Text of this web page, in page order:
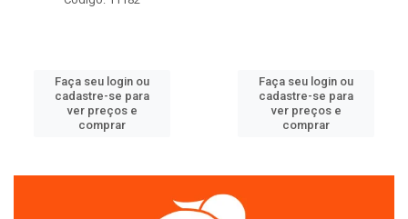
Faça seu login ou
cadastre-se para
ver preços e
comprar
Faça seu login ou
cadastre-se para
ver preços e
comprar